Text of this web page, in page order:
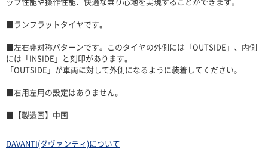
■ランフラットタイヤです。
■左右非対称パターンです。このタイヤの外側には「OUTSIDE」、内側
には「INSIDE」と刻印があります。
「OUTSIDE」が車両に対して外側になるように装着してください。
■右用左用の設定はありません。
■【製造国】中国
DAVANTI(ダヴァンティ)について